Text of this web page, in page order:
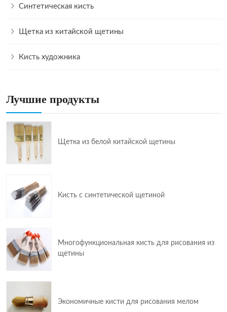
Синтетическая кисть
Щетка из китайской щетины
Кисть художника
Лучшие продукты
Щетка из белой китайской щетины
Кисть с синтетической щетиной
Многофункциональная кисть для рисования из
щетины
Экономичные кисти для рисования мелом